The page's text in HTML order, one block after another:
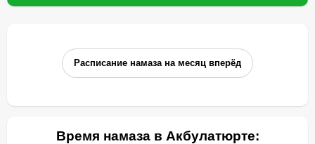
Расписание намаза на месяц вперёд
Время намаза в Акбулатюрте: